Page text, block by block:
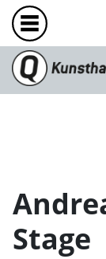
Stage